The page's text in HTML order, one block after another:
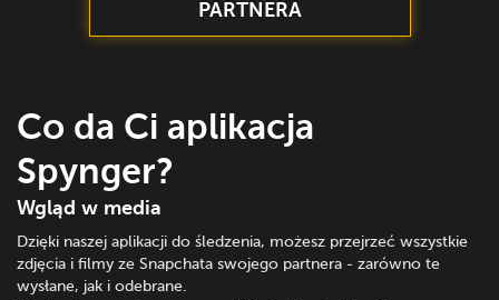
PARTNERA
Co da Ci aplikacja
Spynger?
Wgląd w media
Dzięki naszej aplikacji do śledzenia, możesz przejrzeć wszystkie
zdjęcia i filmy ze Snapchata swojego partnera - zarówno te
wysłane, jak i odebrane.